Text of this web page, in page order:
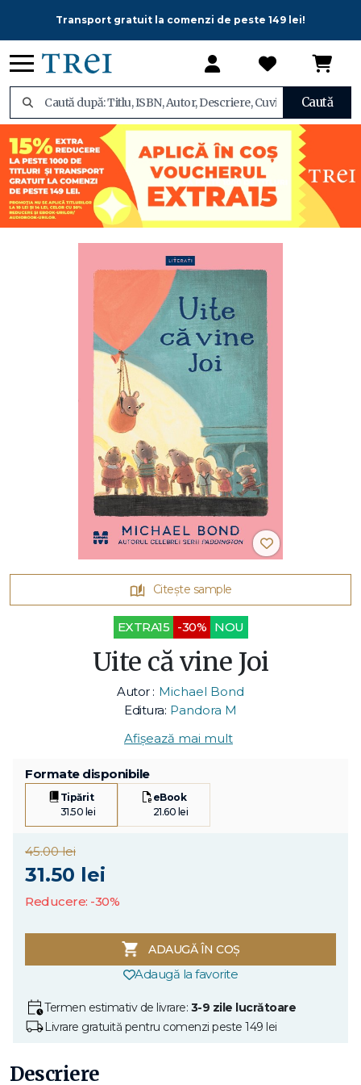
Transport gratuit la comenzi de peste 149 lei!
Caută
Citește sample
EXTRA15 -30% NOU
Uite că vine Joi
Autor : Michael Bond
Editura: Pandora M
Afișează mai mult
Formate disponibile
Tipărit
31.50 lei
eBook
21.60 lei
45.00 lei
31.50 lei
Reducere: -30%
ADAUGĂ ÎN COȘ
Adaugă la favorite
Termen estimativ de livrare: 3-9 zile lucrătoare
Livrare gratuită pentru comenzi peste 149 lei
Descriere